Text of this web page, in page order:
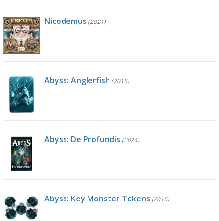
Nicodemus (2021)
Abyss: Anglerfish (2015)
Abyss: De Profundis (2024)
Abyss: Key Monster Tokens (2015)